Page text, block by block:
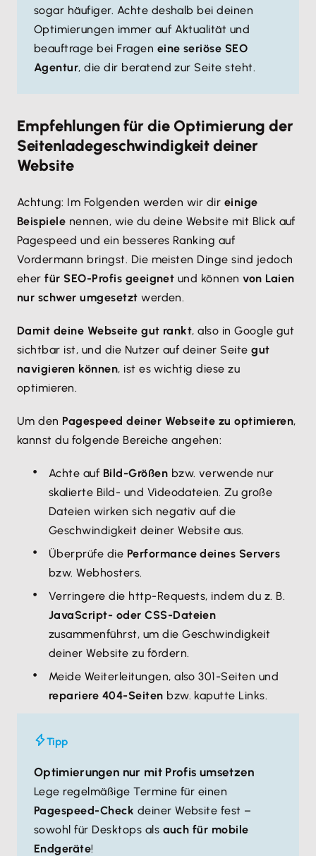
sogar häufiger. Achte deshalb bei deinen
Optimierungen immer auf Aktualität und
beauftrage bei Fragen eine seriöse SEO
Agentur, die dir beratend zur Seite steht.
Empfehlungen für die Optimierung der
Seitenladegeschwindigkeit deiner
Website
Achtung: Im Folgenden werden wir dir einige
Beispiele nennen, wie du deine Website mit Blick auf
Pagespeed und ein besseres Ranking auf
Vordermann bringst. Die meisten Dinge sind jedoch
eherfür SEO-Profis geeignet und könnenvon Laien
nur schwer umgesetzt werden.
Damit deine Webseite gut rankt, also in Google gut
sichtbar ist, und die Nutzer auf deiner Seitegut
navigieren können, ist es wichtig diese zu
optimieren.
Um den Pagespeed deiner Webseite zu optimieren,
kannst du folgende Bereiche angehen:
Achte auf Bild-Größen bzw. verwende nur
skalierte Bild- und Videodateien. Zu große
Dateien wirken sich negativ auf die
Geschwindigkeit deiner Website aus.
Überprüfe die Performance deines Servers
bzw. Webhosters.
Verringere die http-Requests, indem du z. B.
JavaScript- oder CSS-Dateien
zusammenführst, um die Geschwindigkeit
deiner Website zu fördern.
Meide Weiterleitungen, also 301-Seiten und
repariere 404-Seiten bzw. kaputte Links.
Tipp
Optimierungen nur mit Profis umsetzen
Lege regelmäßige Termine für einen
Pagespeed-Check deiner Website fest –
sowohl für Desktops als auch für mobile
Endgeräte!